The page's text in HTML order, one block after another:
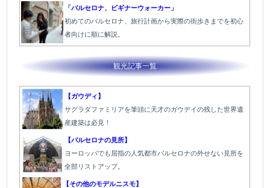
「バルセロナ、ビギナーウォーカー」
初めてのバルセロナ、旅行計画から実際の街歩きまでを初心
者向けに順に解説。
観光記事一覧
【ガウディ】
サグラダファミリアを筆頭に天才のガウデイの残した世界遺
産建築は必見！
【バルセロナの見所】
ヨーロッパでも屈指の人気都市バルセロナの外せない見所を
全部リストアップ。
【その他のモデルニスモ】